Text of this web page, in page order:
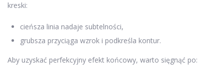
kreski:
cieńsza linia nadaje subtelności,
grubsza przyciąga wzrok i podkreśla kontur.
Aby uzyskać perfekcyjny efekt końcowy, warto sięgnąć po: